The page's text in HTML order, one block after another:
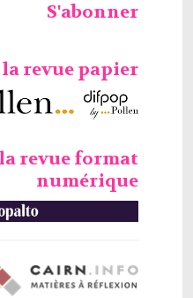
S'abonner
revue papier
revue format
numérique